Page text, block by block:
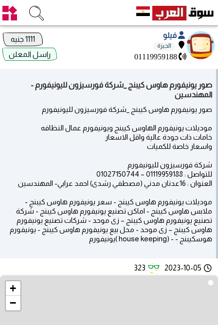
فيلو
الجيزة
01119959188
راسل المعلن
صور يونيفورم هاوس كيبنج _شركة فورسيزون لليونيفورم -
المهندسين
صور يونيفورم هاوس كيبنج _شركة فورسيزون لليونيفورم
موديلات يونيفورم الهاوس كيبنج ويونيفورم عمال النظافه
خامات ذات جودة عالية واقل الاسعار
واسعار خاصة للكميات
شركة فورسيزون لليونيفورم
للتواصل : 01119959188 – 01027150744
العنوان : 16عدنان مدني (مصطفي رشدى) احمد عرابي- المهندسين
موديلات يونيفورم هاوس كيبنج - سعر يونيفورم هاوس كيبنج -
ملابس هاوس كيبنج - اماكن تصنيع يونيفورم هاوس كيبنج - شركة
تصنيع يونيفورم هاوس كيبنج – زى موحد - شركات تصنيع يونيفورم
هاوس كيبنج – زى موحد - محل بيع يونيفورم هاوس كيبنج - يونيفورم
هوسكيبنج - - (house keeping )يونيفورم
2023-10-05
323
+
−